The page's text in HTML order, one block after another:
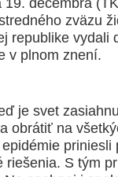
19. decembra
zväzu
republike vydali
v plnom znení.
je svet
obrátiť na
riešenia. S tým